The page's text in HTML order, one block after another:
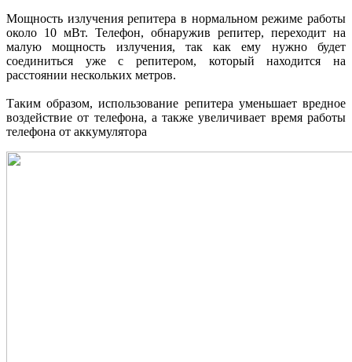
Мощность излучения репитера в нормальном режиме работы
около 10 мВт. Телефон, обнаружив репитер, переходит на
малую мощность излучения, так как ему нужно будет
соединиться уже с репитером, который находится на
расстоянии нескольких метров.
Таким образом, использование репитера уменьшает вредное
воздействие от телефона, а также увеличивает время работы
телефона от аккумулятора